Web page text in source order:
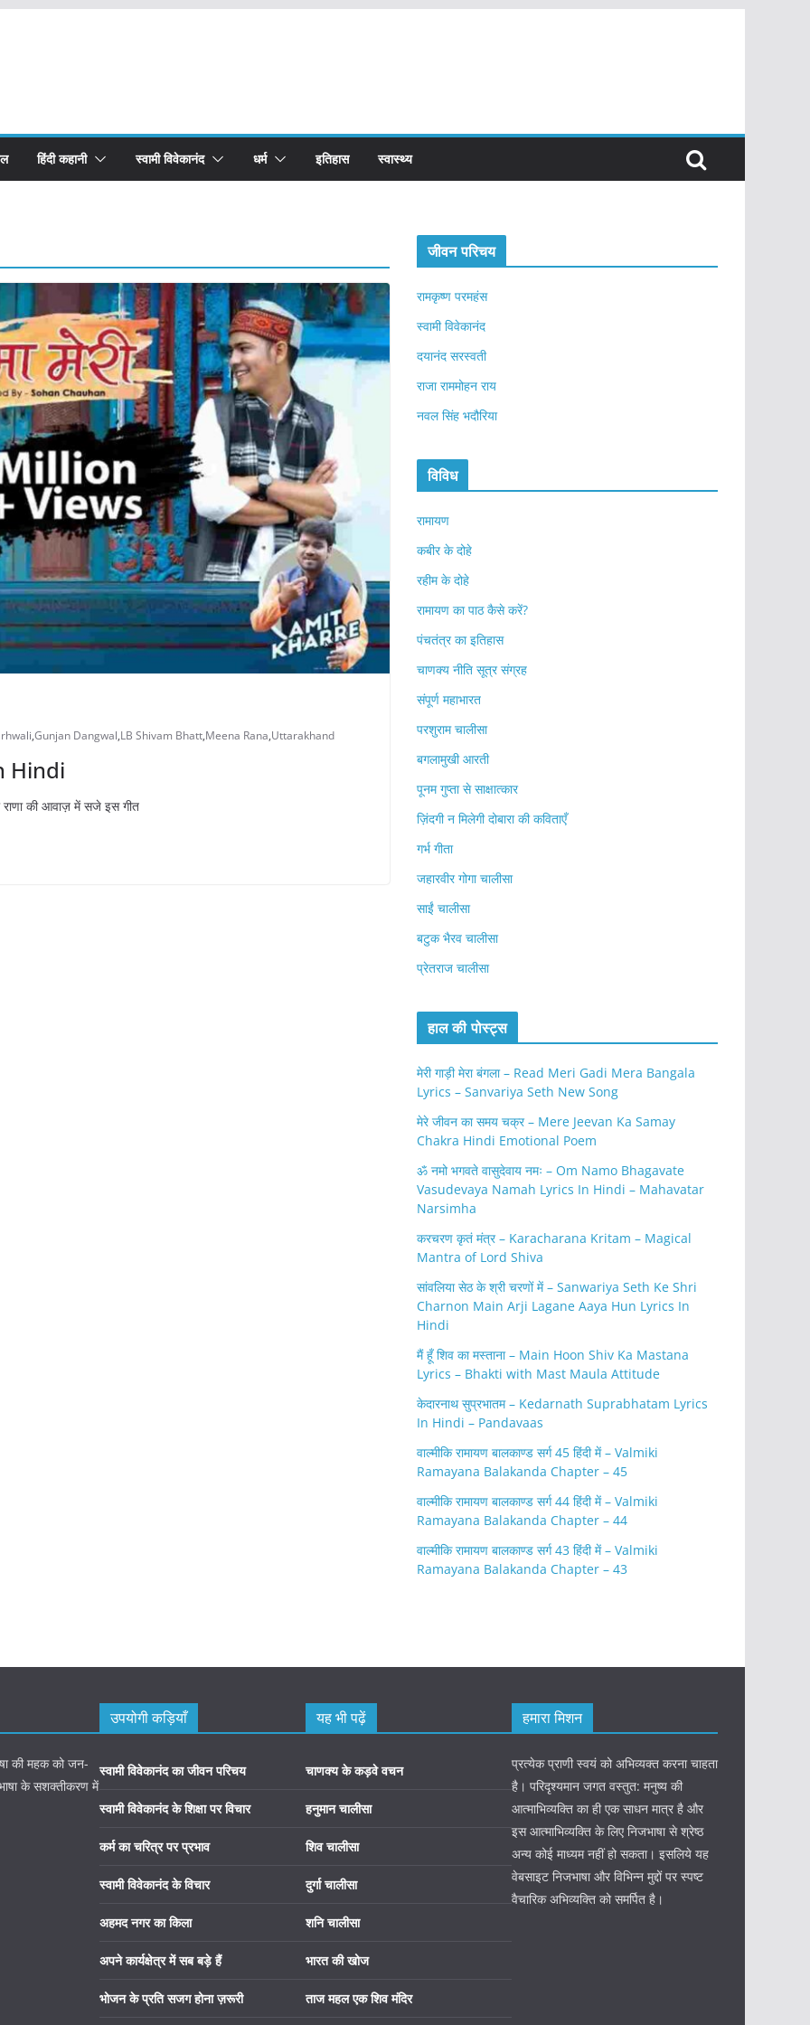
हिंदी कहानी स्वामी विवेकानंद धर्म इतिहास स्वास्थ्य
,Gunjan Dangwal,LB Shivam Bhatt,Meena Rana,Uttarakhand
Hindi
राणा की आवाज़ में सजे इस गीत
जीवन परिचय
रामकृष्ण परमहंस
स्वामी विवेकानंद
दयानंद सरस्वती
राजा राममोहन राय
नवल सिंह भदौरिया
विविध
रामायण
कबीर के दोहे
रहीम के दोहे
रामायण का पाठ कैसे करें?
पंचतंत्र का इतिहास
चाणक्य नीति सूत्र संग्रह
संपूर्ण महाभारत
परशुराम चालीसा
बगलामुखी आरती
पूनम गुप्ता से साक्षात्कार
ज़िंदगी न मिलेगी दोबारा की कविताएँ
गर्भ गीता
जहारवीर गोगा चालीसा
साईं चालीसा
बटुक भैरव चालीसा
प्रेतराज चालीसा
हाल की पोस्ट्स
मेरी गाड़ी मेरा बंगला – Read Meri Gadi Mera Bangala
Lyrics – Sanvariya Seth New Song
मेरे जीवन का समय चक्र – Mere Jeevan Ka Samay
Chakra Hindi Emotional Poem
ॐ नमो भगवते वासुदेवाय नमः – Om Namo Bhagavate
Vasudevaya Namah Lyrics In Hindi – Mahavatar
Narsimha
करचरण कृतं मंत्र – Karacharana Kritam – Magical
Mantra of Lord Shiva
सांवलिया सेठ के श्री चरणों में – Sanwariya Seth Ke Shri
Charnon Main Arji Lagane Aaya Hun Lyrics In
Hindi
मैं हूँ शिव का मस्ताना – Main Hoon Shiv Ka Mastana
Lyrics – Bhakti with Mast Maula Attitude
केदारनाथ सुप्रभातम – Kedarnath Suprabhatam Lyrics
In Hindi – Pandavaas
वाल्मीकि रामायण बालकाण्ड सर्ग 45 हिंदी में – Valmiki
Ramayana Balakanda Chapter – 45
वाल्मीकि रामायण बालकाण्ड सर्ग 44 हिंदी में – Valmiki
Ramayana Balakanda Chapter – 44
वाल्मीकि रामायण बालकाण्ड सर्ग 43 हिंदी में – Valmiki
Ramayana Balakanda Chapter – 43
की महक को जन-
के सशक्तीकरण में
उपयोगी कड़ियाँ
स्वामी विवेकानंद का जीवन परिचय
स्वामी विवेकानंद के शिक्षा पर विचार
कर्म का चरित्र पर प्रभाव
स्वामी विवेकानंद के विचार
अहमद नगर का किला
अपने कार्यक्षेत्र में सब बड़े हैं
भोजन के प्रति सजग होना ज़रूरी
यह भी पढ़ें
चाणक्य के कड़वे वचन
हनुमान चालीसा
शिव चालीसा
दुर्गा चालीसा
शनि चालीसा
भारत की खोज
ताज महल एक शिव मंदिर
हमारा मिशन
प्रत्येक प्राणी स्वयं को अभिव्यक्त करना चाहता
है। परिदृश्यमान जगत वस्तुत: मनुष्य की
आत्माभिव्यक्ति का ही एक साधन मात्र है और
इस आत्माभिव्यक्ति के लिए निजभाषा से श्रेष्ठ
अन्य कोई माध्यम नहीं हो सकता। इसलिये यह
वेबसाइट निजभाषा और विभिन्न मुद्दों पर स्पष्ट
वैचारिक अभिव्यक्ति को समर्पित है।